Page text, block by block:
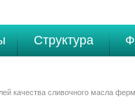
Структура
качества сливочного масла